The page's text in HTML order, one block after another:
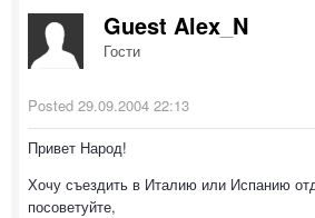
Guest Alex_N
Гости
Posted 29.09.2004 22:13
Привет Народ!
Хочу съездить в Италию или Испанию
посоветуйте,